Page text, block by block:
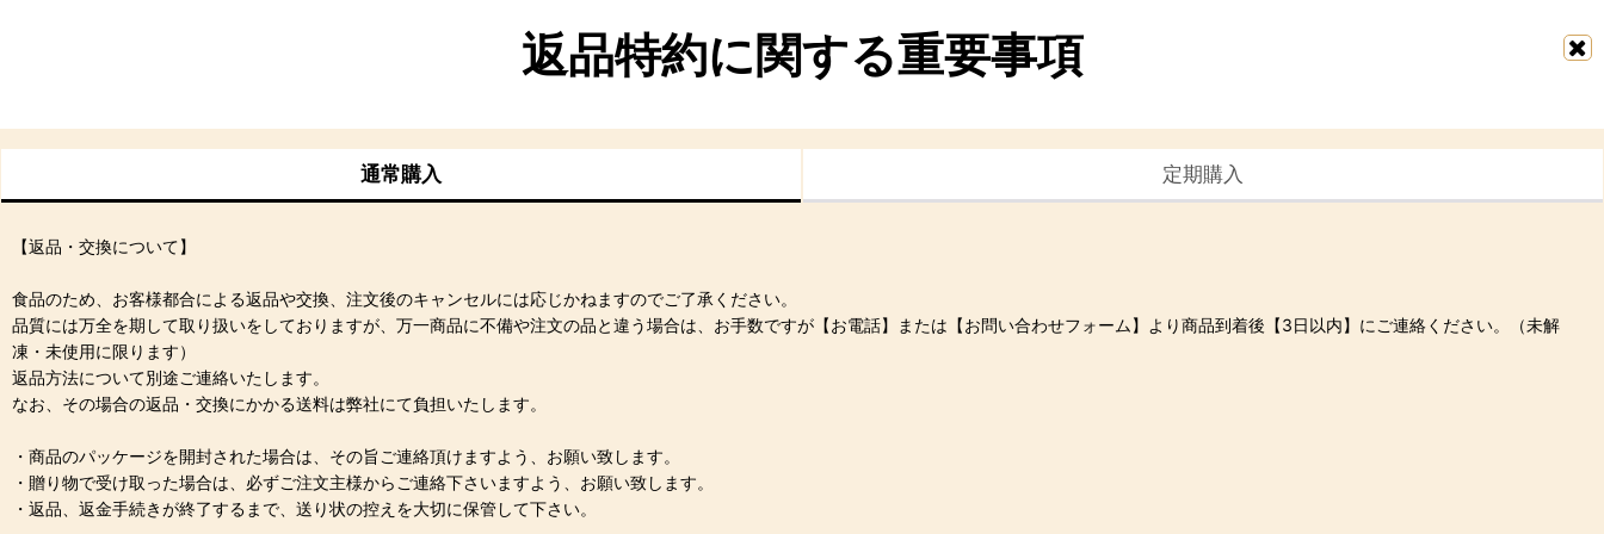
返品特約に関する重要事項
通常購入 定期購入
【返品・交換について】
食品のため、お客様都合による返品や交換、注文後のキャンセルには応じかねますのでご了承ください。
品質には万全を期して取り扱いをしておりますが、万一商品に不備や注文の品と違う場合は、お手数ですが【お電話】または【お問い合わせフォーム】より商品到着後【3日以内】にご連絡ください。（未解
凍・未使用に限ります）
返品方法について別途ご連絡いたします。
なお、その場合の返品・交換にかかる送料は弊社にて負担いたします。
・商品のパッケージを開封された場合は、その旨ご連絡頂けますよう、お願い致します。
・贈り物で受け取った場合は、必ずご注文主様からご連絡下さいますよう、お願い致します。
・返品、返金手続きが終了するまで、送り状の控えを大切に保管して下さい。